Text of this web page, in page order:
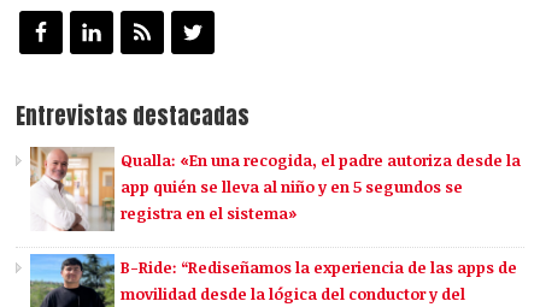
Entrevistas destacadas
Qualla: «En una recogida, el padre autoriza desde la
app quién se lleva al niño y en 5 segundos se
registra en el sistema»
B-Ride: “Rediseñamos la experiencia de las apps de
movilidad desde la lógica del conductor y del